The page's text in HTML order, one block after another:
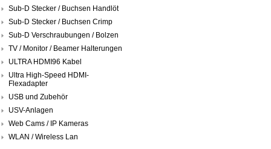
Sub-D Stecker / Buchsen Handlöt
Sub-D Stecker / Buchsen Crimp
Sub-D Verschraubungen / Bolzen
TV / Monitor / Beamer Halterungen
ULTRA HDMI96 Kabel
Ultra High-Speed HDMI-
Flexadapter
USB und Zubehör
USV-Anlagen
Web Cams / IP Kameras
WLAN / Wireless Lan